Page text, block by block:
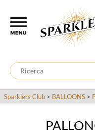
Sparklers Club > BALLOONS >